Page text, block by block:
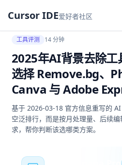
Cursor IDE爱好者社区
工具评测 14 分钟
2025年AI背景去除工
选择 Remove.bg、
Canva 与 Adobe
基于 2026-03-18 官方信息重写的
空泛排行，而是按月处理量、后续
求，帮你判断该选哪类方案。